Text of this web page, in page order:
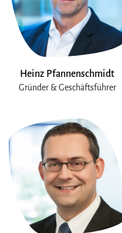
Heinz Pfannenschmidt
Gründer & Geschäftsführer